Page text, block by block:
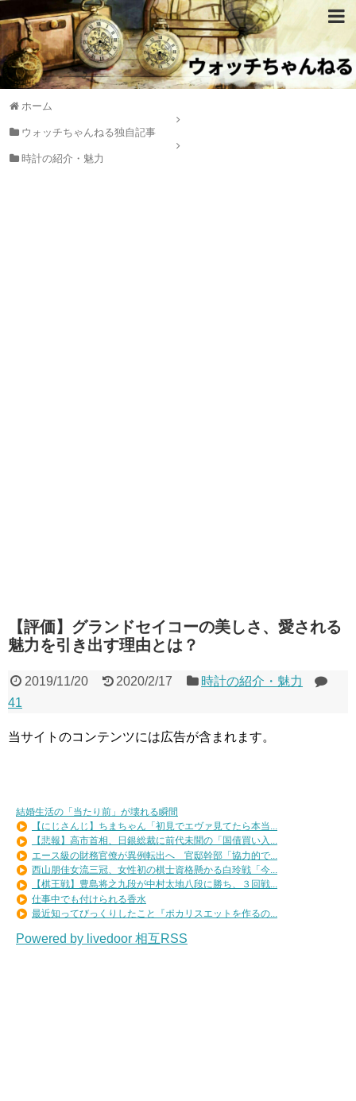
ホーム
ウォッチちゃんねる独自記事
時計の紹介・魅力
【評価】グランドセイコーの美しさ、愛される
魅力を引き出す理由とは？
2019/11/20 2020/2/17
時計の紹介・魅力
41
当サイトのコンテンツには広告が含まれます。
結婚生活の「当たり前」が壊れる瞬間
【にじさんじ】ちまちゃん「初見でエヴァ見てたら本当...
【悲報】高市首相、日銀総裁に前代未聞の「国債買い入...
エース級の財務官僚が異例転出へ 官邸幹部「協力的で...
西山朋佳女流三冠、女性初の棋士資格懸かる白玲戦「今...
【棋王戦】豊島将之九段が中村太地八段に勝ち、３回戦...
仕事中でも付けられる香水
最近知ってびっくりしたこと『ポカリスエットを作るの...
Powered by livedoor 相互RSS